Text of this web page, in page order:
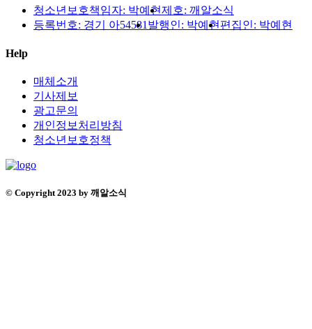
청소년보호책임자: 박예현제호: 깨알소식
등록번호: 경기 아54581 발행인: 박예현 편집인: 박예현
Help
매체소개
기사제보
광고문의
개인정보처리방침
청소년보호정책
© Copyright 2023 by 깨알소식